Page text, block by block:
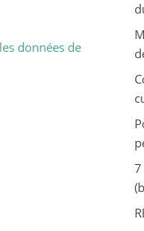
données de
7